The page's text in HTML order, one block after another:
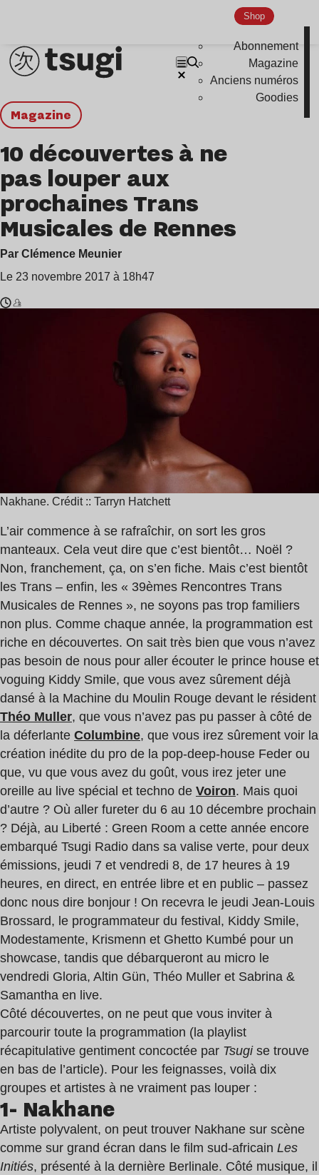
Shop
Abonnement
Magazine
Anciens numéros
Goodies
magazine
10 découvertes à ne
pas louper aux
prochaines Trans
Musicales de Rennes
Par Clémence Meunier
Le 23 novembre 2017 à 18h47
Nakhane. Crédit :: Tarryn Hatchett
L’air commence à se rafraîchir, on sort les gros
manteaux. Cela veut dire que c’est bientôt… Noël ?
Non, franchement, ça, on s’en fiche. Mais c’est bientôt
les Trans – enfin, les « 39èmes Rencontres Trans
Musicales de Rennes », ne soyons pas trop familiers
non plus. Comme chaque année, la programmation est
riche en découvertes. On sait très bien que vous n’avez
pas besoin de nous pour aller écouter le prince house et
voguing Kiddy Smile, que vous avez sûrement déjà
dansé à la Machine du Moulin Rouge devant le résident
Théo Muller, que vous n’avez pas pu passer à côté de
la déferlante Columbine, que vous irez sûrement voir la
création inédite du pro de la pop-deep-house Feder ou
que, vu que vous avez du goût, vous irez jeter une
oreille au live spécial et techno de Voiron. Mais quoi
d’autre ? Où aller fureter du 6 au 10 décembre prochain
? Déjà, au Liberté : Green Room a cette année encore
embarqué Tsugi Radio dans sa valise verte, pour deux
émissions, jeudi 7 et vendredi 8, de 17 heures à 19
heures, en direct, en entrée libre et en public – passez
donc nous dire bonjour ! On recevra le jeudi Jean-Louis
Brossard, le programmateur du festival, Kiddy Smile,
Modestamente, Krismenn et Ghetto Kumbé pour un
showcase, tandis que débarqueront au micro le
vendredi Gloria, Altin Gün, Théo Muller et Sabrina &
Samantha en live.
Côté découvertes, on ne peut que vous inviter à
parcourir toute la programmation (la playlist
récapitulative gentiment concoctée par Tsugise trouve
en bas de l’article). Pour les feignasses, voilà dix
groupes et artistes à ne vraiment pas louper :
1- Nakhane
Artiste polyvalent, on peut trouver Nakhane sur scène
comme sur grand écran dans le film sud-africain Les
Initiés, présenté à la dernière Berlinale. Côté musique, il